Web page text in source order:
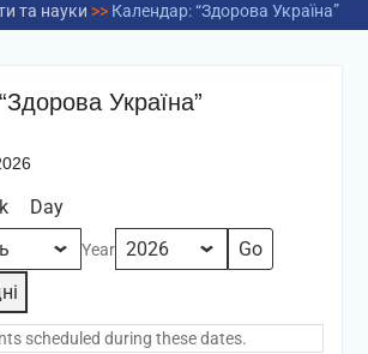
та науки >> Календар: “Здорова Україна”
Україна”
Day
Year
scheduled during these dates.